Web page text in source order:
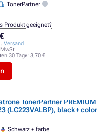
TonerPartner
Versand
30 Tage: 3,70 €
Produkt geeignet?
TonerPartner PREMIUM
(LC223VALBP), black + color
Schwarz + farbe